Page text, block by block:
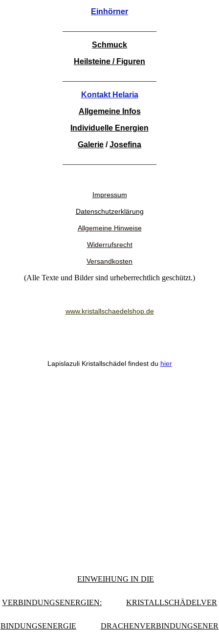
Einhörner
Schmuck
Heilsteine / Figuren
Kontakt Helaria
Allgemeine Infos
Individuelle Energien
Galerie /Josefina
Impressum
Datenschutzerklärung
Allgemeine Hinweise
Widerrufsrecht
Versandkosten
(Alle Texte und Bilder sind urheberrechtlich geschützt.)
www.kristallschaedelshop.de
Lapislazuli Kristallschädel findest du hier
EINWEIHUNG IN DIE
VERBINDUNGSENERGIEN: KRISTALLSCHÄDELVER
BINDUNGSENERGIE DRACHENVERBINDUNGSENER